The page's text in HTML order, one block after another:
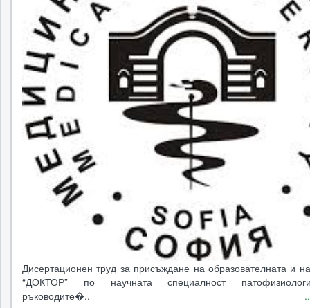
Дисертационен труд за присъждане на образователната и
“ДОКТОР” по научната специалност
ръководите�..